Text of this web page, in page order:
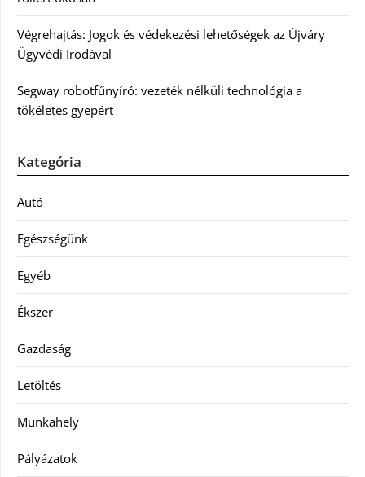
Végrehajtás: Jogok és védekezési lehetőségek az Újváry
Ügyvédi Irodával
Segway robotfűnyíró: vezeték nélküli technológia a
tökéletes gyepért
Kategória
Autó
Egészségünk
Egyéb
Ékszer
Gazdaság
Letöltés
Munkahely
Pályázatok